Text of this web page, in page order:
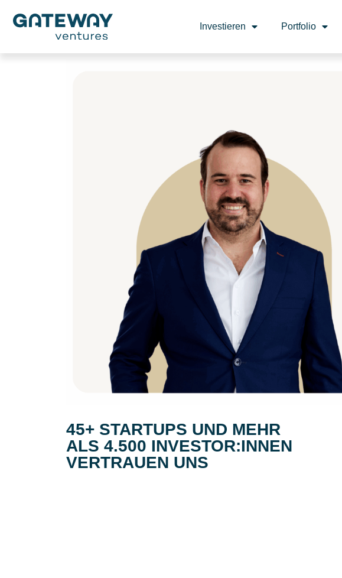
Investieren Portfolio
45+ STARTUPS UND MEHR
ALS 4.500 INVESTOR:INNEN
VERTRAUEN UNS